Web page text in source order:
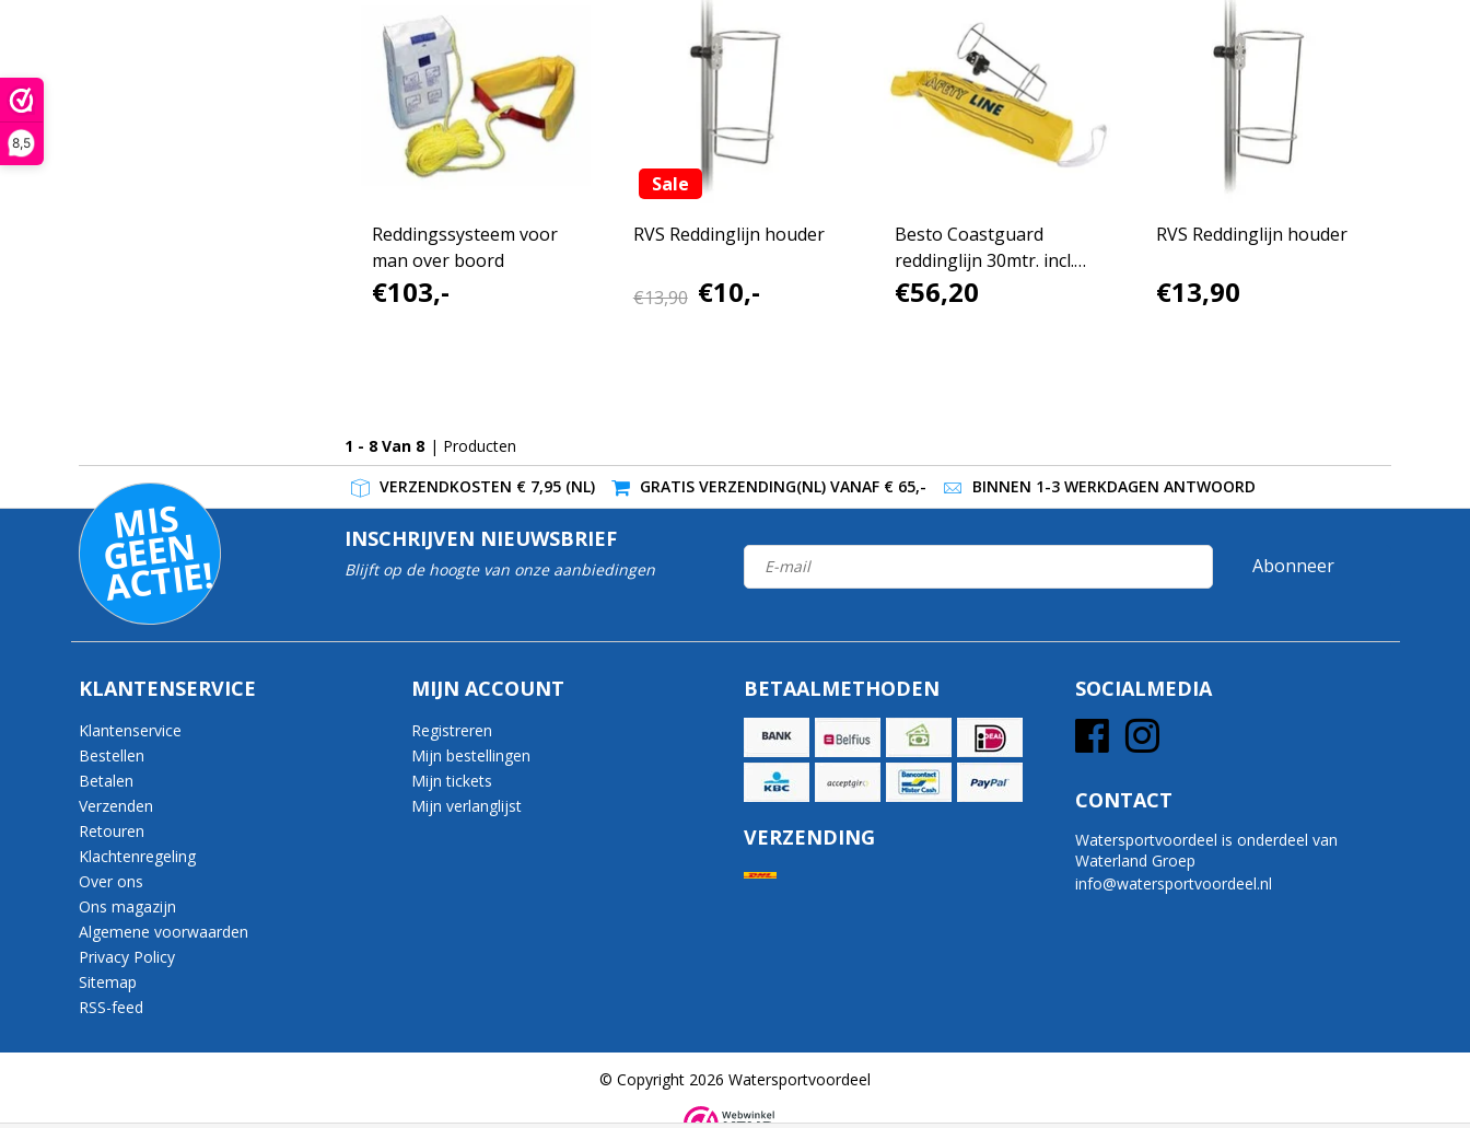
8,5
Reddingssysteem voor
man over boord
€103,-
Sale
RVS Reddinglijn houder
€13,90 €10,-
Besto Coastguard
reddinglijn 30mtr. incl.
houder
€56,20
RVS Reddinglijn houder
€13,90
1 - 8 Van 8 | Producten
VERZENDKOSTEN € 7,95 (NL)
GRATIS VERZENDING(NL) VANAF € 65,- BINNEN 1-3 WERKDAGEN ANTWOORD
MI
S
G
E
E
N
A
C
TI
E!
INSCHRIJVEN NIEUWSBRIEF
Blijft op de hoogte van onze aanbiedingen Abonneer
KLANTENSERVICE
Klantenservice
Bestellen
Betalen
Verzenden
Retouren
Klachtenregeling
Over ons
Ons magazijn
Algemene voorwaarden
Privacy Policy
Sitemap
RSS-feed
MIJN ACCOUNT
Registreren
Mijn bestellingen
Mijn tickets
Mijn verlanglijst
BETAALMETHODEN
VERZENDING
SOCIALMEDIA
CONTACT
Watersportvoordeel is onderdeel van
Waterland Groep
info@watersportvoordeel.nl
© Copyright 2026 Watersportvoordeel